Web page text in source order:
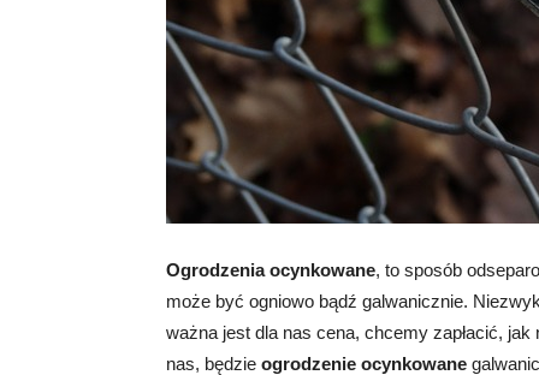
Ogrodzenia ocynkowane, to sposób
może być ogniowo bądź galwanicznie.
ważna jest dla nas cena, chcemy zapłacić,
nas, będzie ogrodzenie ocynkowane